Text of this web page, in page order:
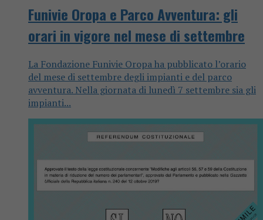
Funivie Oropa e Parco Avventura: gli
orari in vigore nel mese di settembre
La Fondazione Funivie Oropa ha pubblicato l’orario
del mese di settembre degli impianti e del parco
avventura. Nella giornata di lunedì 7 settembre sia gli
impianti...